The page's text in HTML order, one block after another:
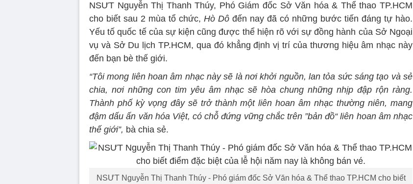
NSƯT Nguyễn Thị Thanh Thúy, Phó Giám đốc Sở Văn hóa & Thể thao TP.HCM
cho biết sau 2 mùa tổ chức, Hò Dô đến nay đã có những bước tiến đáng tự hào.
Yếu tố quốc tế của sự kiện cũng được thể hiện rõ với sự đồng hành của Sở Ngoại
vụ và Sở Du lịch TP.HCM, qua đó khẳng định vị trí của thương hiệu âm nhạc này
đến bạn bè thế giới.
“Tôi mong liên hoan âm nhạc này sẽ là nơi khởi nguồn, lan tỏa sức sáng tạo và sẻ
chia, nơi những con tim yêu âm nhạc sẽ hòa chung những nhịp đập rộn ràng.
Thành phố kỳ vọng đây sẽ trở thành một liên hoan âm nhạc thường niên, mang
đậm dấu ấn văn hóa Việt, có chỗ đứng vững chắc trên ”bản đồ“ liên hoan âm nhạc
thế giới”, bà chia sẻ.
NSƯT Nguyễn Thị Thanh Thúy - Phó giám đốc Sở Văn hóa & Thể thao TP.HCM cho biết